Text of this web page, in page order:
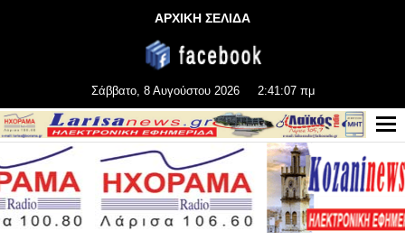
ΑΡΧΙΚΗ ΣΕΛΙΔΑ
Σάββατο, 8 Αυγούστου 2026 2:41:08 πμ